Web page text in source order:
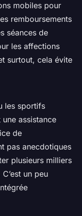
mobiles pour
remboursements
séances de
les affections
surtout, cela évite
les sportifs
assistance
de
pas anecdotiques
plusieurs milliers
un peu